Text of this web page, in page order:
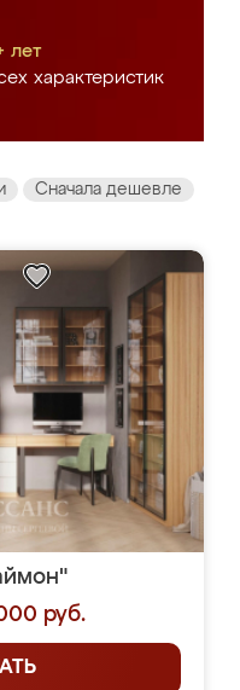
лет
характеристик
Сначала дешевле
руб.